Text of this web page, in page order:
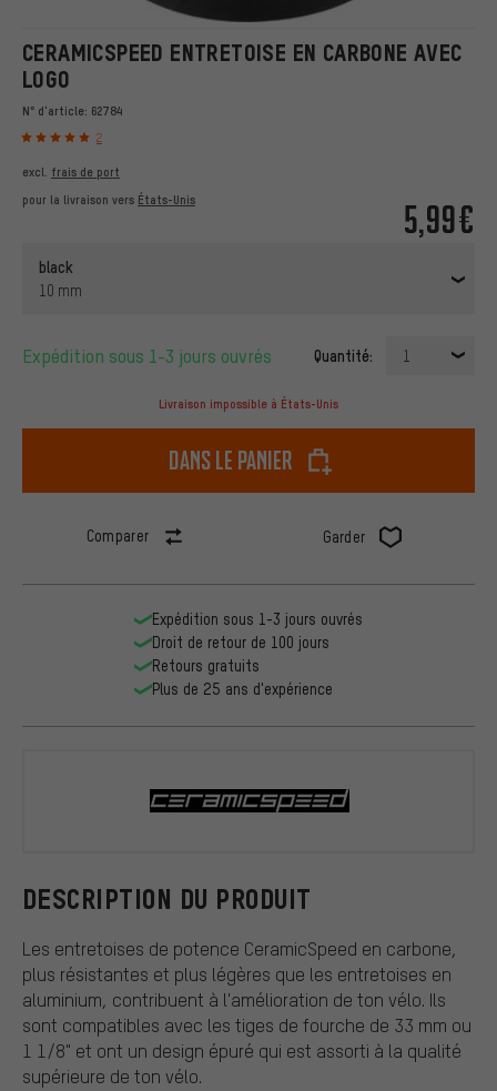
CERAMICSPEED ENTRETOISE EN CARBONE AVEC
LOGO
N° d'article: 62784
2
5,99€
excl. frais de port
pour la livraison vers États-Unis
black
10 mm
Expédition sous 1-3 jours ouvrés Quantité: 1
Livraison impossible à États-Unis
dans le panier
Comparer Garder
DESCRIPTION DU PRODUIT
Les entretoises de potence CeramicSpeed en carbone,
plus résistantes et plus légères que les entretoises en
aluminium, contribuent à l'amélioration de ton vélo. Ils
sont compatibles avec les tiges de fourche de 33 mm ou
1 1/8" et ont un design épuré qui est assorti à la qualité
supérieure de ton vélo.
Expédition sous 1-3 jours ouvrés
Droit de retour de 100 jours
Retours gratuits
Plus de 25 ans d'expérience